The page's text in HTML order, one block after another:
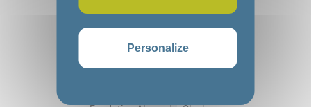
Personalize